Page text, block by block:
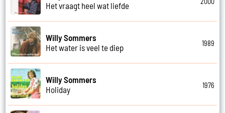
Het vraagt heel wat liefde
Willy Sommers
Het water is veel te diep
1989
Willy Sommers
Holiday
1976